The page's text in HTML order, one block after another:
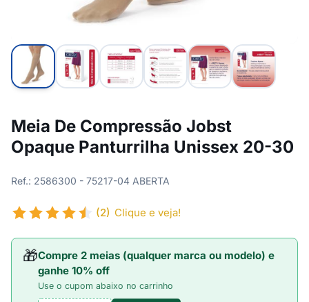
Meia De Compressão Jobst
Opaque Panturrilha Unissex 20-30
Ref.: 2586300 - 75217-04 ABERTA
(2) Clique e veja!
🎁Compre 2 meias (qualquer marca ou modelo) e
ganhe 10% off
Use o cupom abaixo no carrinho